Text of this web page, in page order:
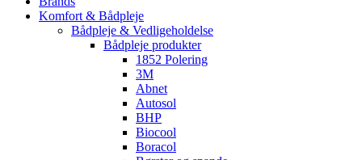
Komfort & Bådpleje
Bådpleje & Vedligeholdelse
Bådpleje produkter
1852 Polering
3M
Abnet
Autosol
BHP
Biocool
Boracol